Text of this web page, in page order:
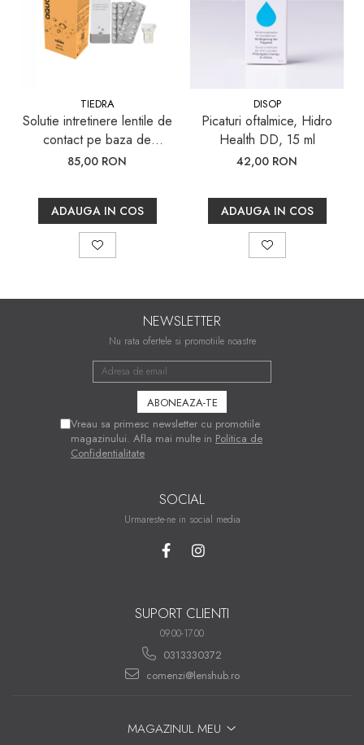
TIEDRA
Solutie intretinere lentile de
contact pe baza de
Peroxid, aquamax TOTAL,
85,00 RON
ADAUGA IN COS
DISOP
Picaturi oftalmice, Hidro
Health DD, 15 ml
42,00 RON
ADAUGA IN COS
NEWSLETTER
Nu rata ofertele si promotiile noastre
Vreau sa primesc newsletter cu promotiile
magazinului. Afla mai multe in Politica de
Confidentialitate
SOCIAL
Urmareste-ne in social media
SUPORT CLIENTI
09.00-17.00
0313330372
comenzi@lenshub.ro
MAGAZINUL MEU